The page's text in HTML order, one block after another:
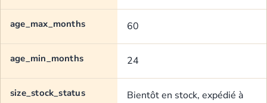
age_max_months 60
age_min_months 24
size_stock_status
Bientôt en stock, expédié à